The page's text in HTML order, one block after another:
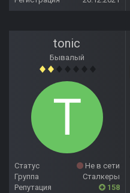
tonic
Бывалый
Статус
Не в сети
Группа
Сталкеры
Репутация
158